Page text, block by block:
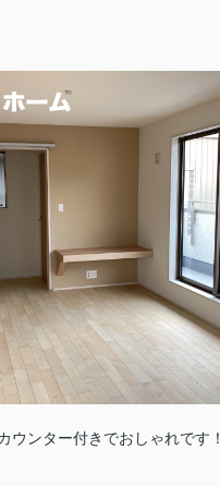
ウンター付きでおしゃれです！